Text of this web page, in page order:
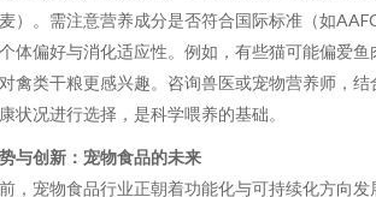
）。需注意营养成分是否符合国际标准（如
体偏好与消化适应性。例如，有些猫可能偏爱
禽类干粮更感兴趣。咨询兽医或宠物营养师，
状况进行选择，是科学喂养的基础。
与创新：宠物食品的未来
，宠物食品行业正朝着功能化与可持续化方向发